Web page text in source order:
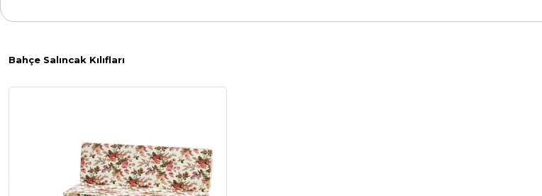
Bahçe Salıncak Kılıfları